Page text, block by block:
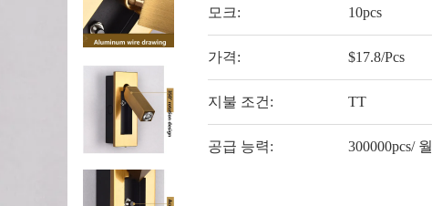
모크: 10pcs
가격: $17.8/Pcs
지불 조건: TT
공급 능력: 300000pcs/ 월